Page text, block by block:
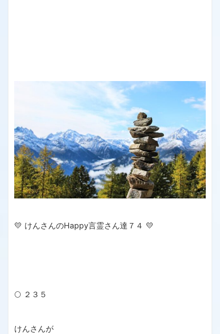
💛 けんさんのHappy言霊さん達７４ 💛
🌕 ２３５
けんさんが